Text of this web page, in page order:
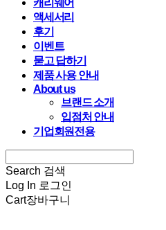
캐리웨어
액세서리
후기
이벤트
묻고 답하기
제품 사용 안내
About us
브랜드 소개
입점처 안내
기업회원전용
Search 검색
Log In 로그인
Cart장바구니